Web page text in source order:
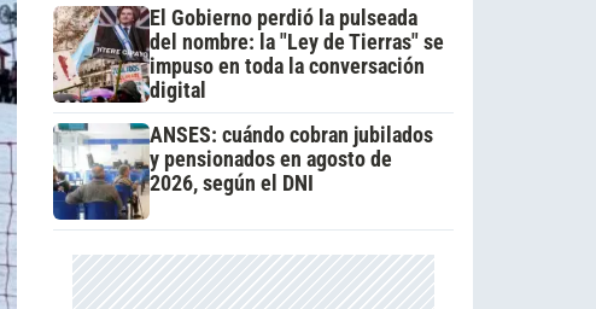
El Gobierno perdió la pulseada
del nombre: la "Ley de Tierras" se
impuso en toda la conversación
digital
ANSES: cuándo cobran jubilados
y pensionados en agosto de
2026, según el DNI